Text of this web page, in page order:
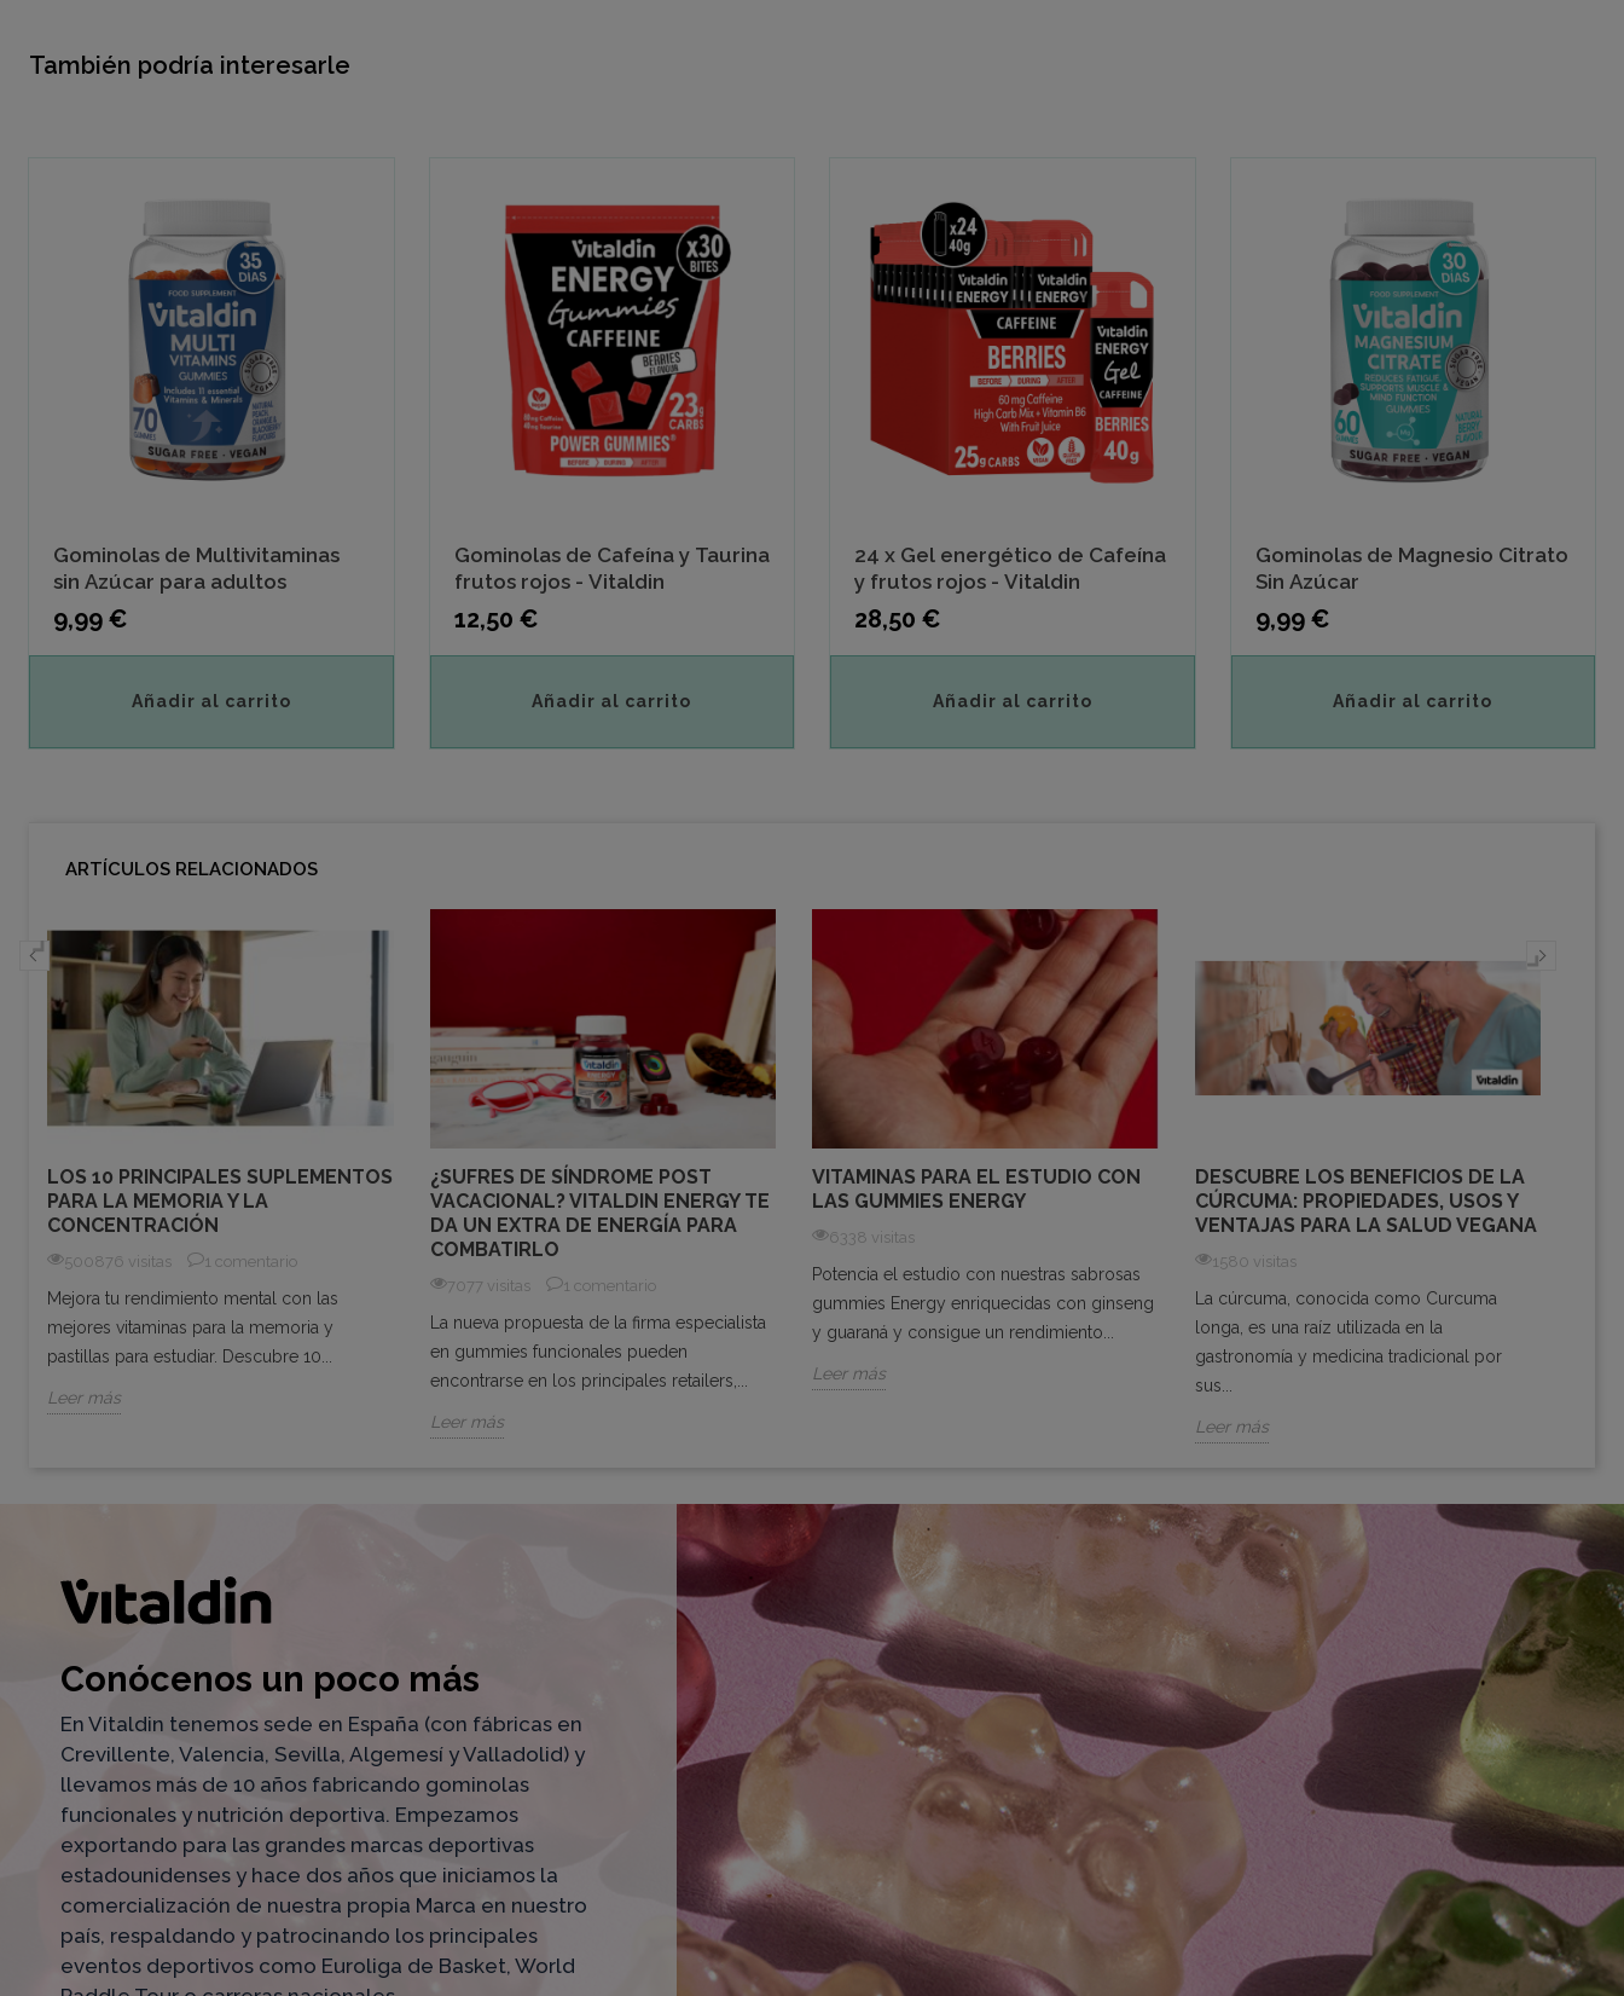
También podría interesarle
Gominolas de Multivitaminas
sin Azúcar para adultos
Precio
9,99 €
Añadir al carrito
Gominolas de Cafeína y Taurina
frutos rojos - Vitaldin
Precio
12,50 €
Añadir al carrito
24 x Gel energético de Cafeína
y frutos rojos - Vitaldin
Precio
28,50 €
Añadir al carrito
Gominolas de Magnesio Citrato
Sin Azúcar
Precio
9,99 €
Añadir al carrito
ARTÍCULOS RELACIONADOS
LOS 10 PRINCIPALES SUPLEMENTOS
PARA LA MEMORIA Y LA
CONCENTRACIÓN
500876 visitas 1 comentario
Mejora tu rendimiento mental con las
mejores vitaminas para la memoria y
pastillas para estudiar. Descubre 10...
Leer más
¿SUFRES DE SÍNDROME POST
VACACIONAL? VITALDIN ENERGY TE
DA UN EXTRA DE ENERGÍA PARA
COMBATIRLO
7077 visitas 1 comentario
La nueva propuesta de la firma especialista
en gummies funcionales pueden
encontrarse en los principales retailers,...
Leer más
VITAMINAS PARA EL ESTUDIO CON
LAS GUMMIES ENERGY
6338 visitas
Potencia el estudio con nuestras sabrosas
gummies Energy enriquecidas con ginseng
y guaraná y consigue un rendimiento...
Leer más
DESCUBRE LOS BENEFICIOS DE LA
CÚRCUMA: PROPIEDADES, USOS Y
VENTAJAS PARA LA SALUD VEGANA
1580 visitas
La cúrcuma, conocida como Curcuma
longa, es una raíz utilizada en la
gastronomía y medicina tradicional por
sus...
Leer más
Conócenos un poco más
En Vitaldin tenemos sede en España (con fábricas en
Crevillente, Valencia, Sevilla, Algemesí y Valladolid) y
llevamos más de 10 años fabricando gominolas
funcionales y nutrición deportiva. Empezamos
exportando para las grandes marcas deportivas
estadounidenses y hace dos años que iniciamos la
comercialización de nuestra propia Marca en nuestro
país, respaldando y patrocinando los principales
eventos deportivos como Euroliga de Basket, World